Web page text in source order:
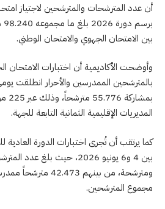
أن عدد المترشحات والمترشحين لاجتياز
بين الامتحان الجهوي والامتحان الوطني.
وأوضحت الأكاديمية أن اختبارات الامتحان
المديريات الإقليمية الثمانية التابعة للجهة.
كما يرتقب أن تُجرى اختبارات الدورة العادية
ومترشحة، من بينهم
مجموع المترشحين.